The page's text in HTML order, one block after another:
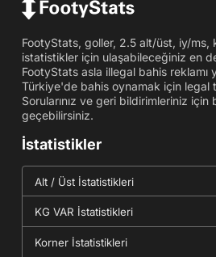
FootyStats, goller, 2.5 alt/üst, iy/ms,
istatistikler için ulaşabileceğiniz en
FootyStats asla illegal bahis
Türkiye'de bahis oynamak için legal
Sorularınız ve geri bildirimleriniz için
geçebilirsiniz.
İstatistikler
Alt / Üst İstatistikleri
KG VAR İstatistikleri
Korner İstatistikleri